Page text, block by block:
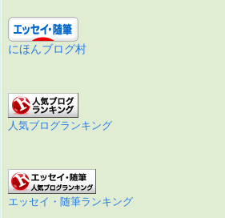
にほんブログ村
人気ブログランキング
エッセイ・随筆ランキング